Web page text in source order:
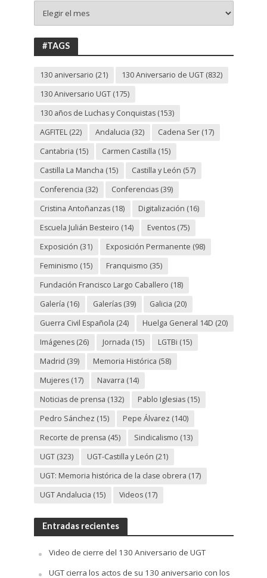
130
ANIVERSARIO
UGT
#TAGS
130 aniversario (21) 130 Aniversario de UGT(832)
130 Aniversario UGT(175)
130 años de Luchas y Conquistas(153)
AGFITEL(22) Andalucia (32) Cadena Ser(17)
Cantabria (15) Carmen Castilla (15)
Castilla La Mancha (15) Castilla y León (57)
Conferencia (32) Conferencias(39)
Cristina Antoñanzas(18) Digitalización (16)
Escuela Julián Besteiro (14) Eventos(75)
Exposición (31) Exposición Permanente (98)
Feminismo (15) Franquismo (35)
Fundación Francisco Largo Caballero (18)
Galería (16) Galerías(39) Galicia (20)
Guerra Civil Española (24) Huelga General 14D (20)
Imágenes(26) Jornada (15) LGTBi (15)
Madrid (39) Memoria Histórica (58)
Mujeres(17) Navarra (14)
Noticias de prensa (132) Pablo Iglesias(15)
Pedro Sánchez (15) Pepe Álvarez (140)
Recorte de prensa (45) Sindicalismo (13)
UGT(323) UGT-Castilla y León (21)
UGT: Memoria histórica de la clase obrera (17)
UGT Andalucia (15) Videos(17)
Entradas recientes
Video de cierre del 130 Aniversario de UGT
UGT cierra los actos de su 130 aniversario con los